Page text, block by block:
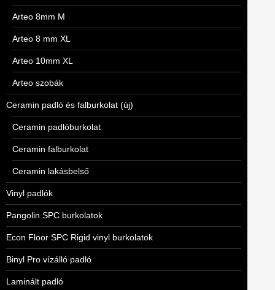
Arteo 8mm M
Arteo 8 mm XL
Arteo 10mm XL
Arteo szobák
Ceramin padló és falburkolat (új)
Ceramin padlóburkolat
Ceramin falburkolat
Ceramin lakásbelső
Vinyl padlók
Pangolin SPC burkolatok
Econ Floor SPC Rigid vinyl burkolatok
Binyl Pro vízálló padló
Laminált padló